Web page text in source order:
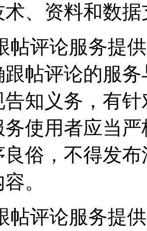
术、资料和数
帖评论服务提
帖评论的服
知义务，有
务使用者应当
俗，不得发
。
帖评论服务提